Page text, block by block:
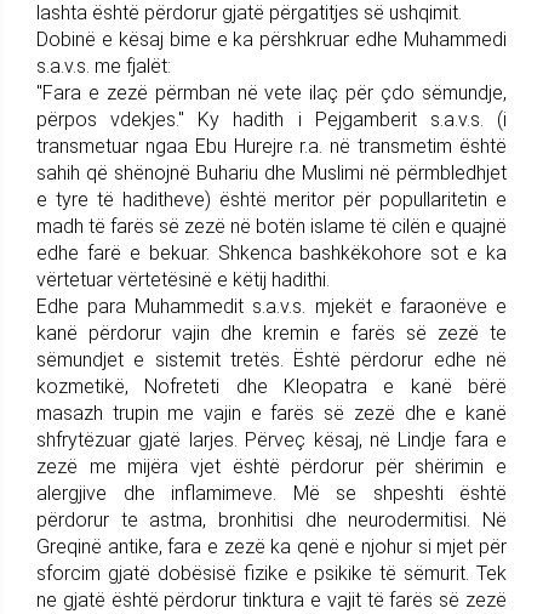
lashta është përdorur gjatë përgatitjes së ushqimit.
Dobinë e kësaj bime e ka përshkruar edhe Muhammedi
s.a.v.s. me fjalët:
"Fara e zezë përmban në vete ilaç për çdo sëmundje,
përpos vdekjes." Ky hadith i Pejgamberit s.a.v.s. (i
transmetuar ngaa Ebu Hurejre r.a. në transmetim është
sahih që shënojnë Buhariu dhe Muslimi në përmbledhjet
e tyre të haditheve) është meritor për popullaritetin e
madh të farës së zezë në botën islame të cilën e quajnë
edhe farë e bekuar. Shkenca bashkëkohore sot e ka
vërtetuar vërtetësinë e këtij hadithi.
Edhe para Muhammedit s.a.v.s. mjekët e faraonëve e
kanë përdorur vajin dhe kremin e farës së zezë te
sëmundjet e sistemit tretës. Është përdorur edhe në
kozmetikë, Nofreteti dhe Kleopatra e kanë bërë
masazh trupin me vajin e farës së zezë dhe e kanë
shfrytëzuar gjatë larjes. Përveç kësaj, në Lindje fara e
zezë me mijëra vjet është përdorur për shërimin e
alergjive dhe inflamimeve. Më se shpeshti është
përdorur te astma, bronhitisi dhe neurodermitisi. Në
Greqinë antike, fara e zezë ka qenë e njohur si mjet për
sforcim gjatë dobësisë fizike e psikike të sëmurit. Tek
ne gjatë është përdorur tinktura e vajit të farës së zezë